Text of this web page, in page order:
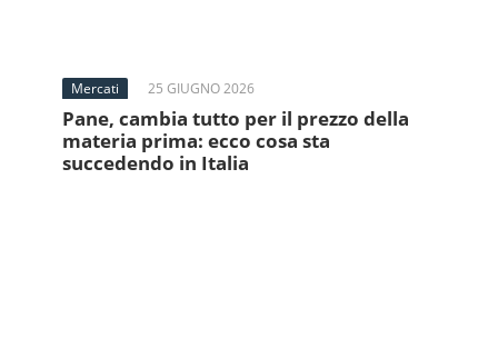
Mercati 25 GIUGNO 2026
Pane, cambia tutto per il prezzo della
materia prima: ecco cosa sta
succedendo in Italia